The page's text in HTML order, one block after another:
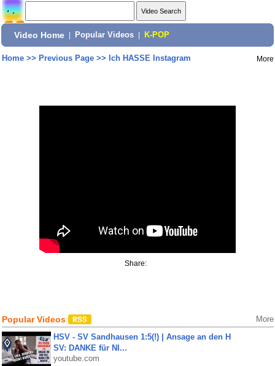
Video Home Popular Videos K-POP
Home>> Previous Page>> Ich HASSE Instagram More
Share:
Popular Videos More
HSV - SV Sandhausen 1:5(!) | Ansage an den H
SV: DANKE für NI...
youtube.com